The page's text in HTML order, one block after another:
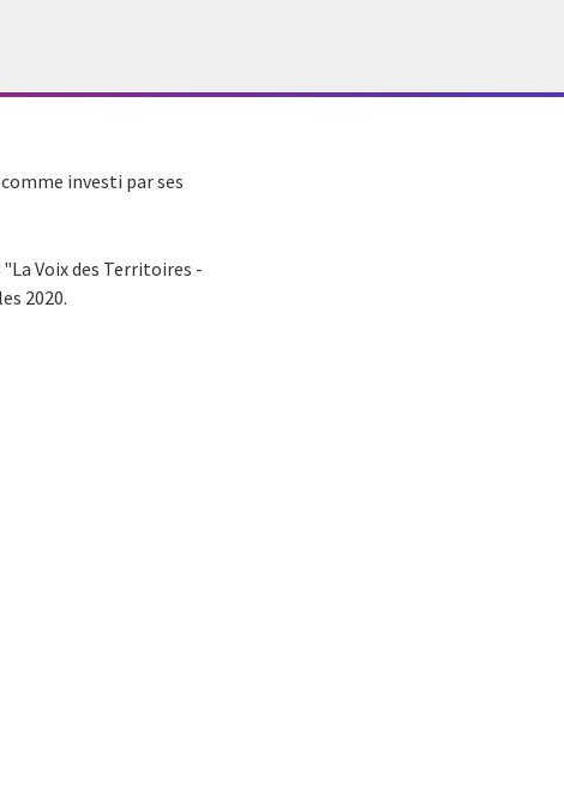
investi par ses
Voix des Territoires -
2020.